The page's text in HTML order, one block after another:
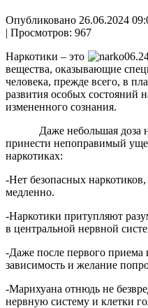
Опубликовано 26.06.2024
| Просмотров: 967
Наркотики – это
вещества, оказывающие
человека, прежде всего, в
развития особых состояний
измененного сознания.​
Даже небольшая доза
принести непоправимый
наркотиках:
-Нет безопасных
медленно.
-Наркотики притупляют
в центральной нервной
-Даже после первого приема
зависимость и желание
-Марихуана отнюдь не
нервную систему и клетки